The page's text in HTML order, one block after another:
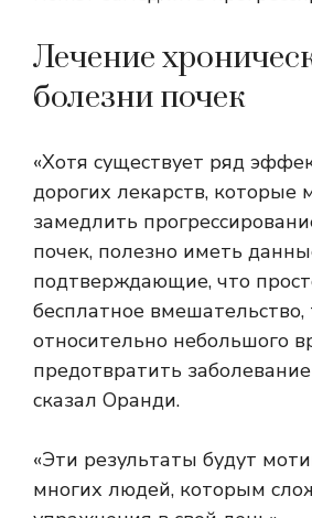
Лечение
болезни почек
«Хотя существует ряд
дорогих лекарств, которые
замедлить
почек, полезно иметь
подтверждающие, что
бесплатное
относительно небольшого
предотвратить
сказал Оранди.
«Эти результаты будут
многих людей, которым